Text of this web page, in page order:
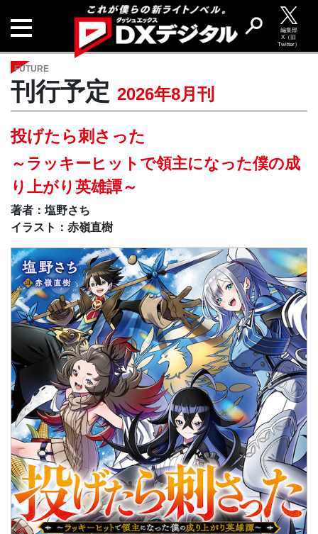
編集部
X（旧
Twitter）
FUTURE
刊行予定 2026年8月刊
投げたら刺さった
～ラッキーヒットで領主になった僕の成
り上がり英雄譚～
著者：塩野さち
イラスト：赤嶺直樹